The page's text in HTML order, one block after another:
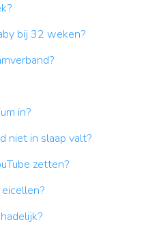
bij 32 weken?
in?
niet in slaap valt?
zetten?